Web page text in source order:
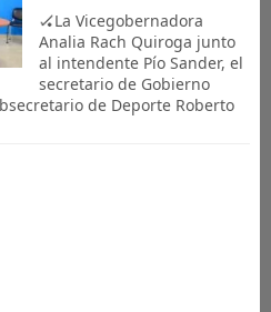
🏑La Vicegobernadora
Analia Rach Quiroga junto
al intendente Pío Sander, el
secretario de Gobierno
de Deporte Roberto